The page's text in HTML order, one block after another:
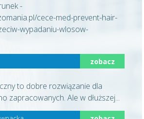
-
cece-med-prevent-hair-
wypadaniu-wlosow-
zobacz
to dobre rozwiązanie dla
zapracowanych. Ale w dłuższej...